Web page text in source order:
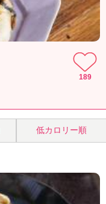
189
低カロリー順